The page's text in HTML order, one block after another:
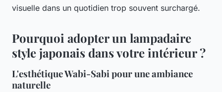
visuelle dans un quotidien trop souvent surchargé.
Pourquoi adopter un lampadaire
style japonais dans votre intérieur ?
L'esthétique Wabi-Sabi pour une ambiance
naturelle